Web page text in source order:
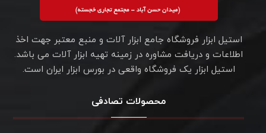
استیل ابزار فروشگاه جامع ابزار آلات و منبع معتبر جهت اخذ
اطلاعات و دریافت مشاوره در زمینه تهیه ابزار آلات می باشد.
استیل ابزار یک فروشگاه واقعی در بورس ابزار ایران است.
محصولات تصادفی